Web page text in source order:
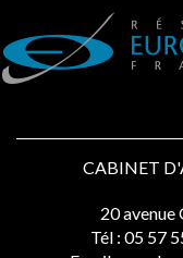
CABINET
20
Tél : 05 57